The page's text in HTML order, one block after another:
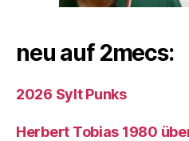
neu auf 2mecs:
2026 Sylt Punks
Herbert Tobias 1980